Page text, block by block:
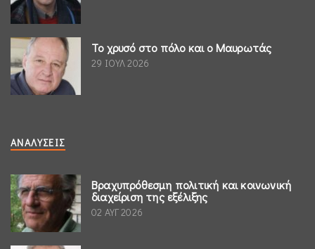
Το χρυσό στο πόλο και ο Μαυρωτάς
29 ΙΟΥΛ 2026
ΑΝΑΛΎΣΕΙΣ
Βραχυπρόθεσμη πολιτική και κοινωνική
διαχείριση της εξέλιξης
02 ΑΥΓ 2026